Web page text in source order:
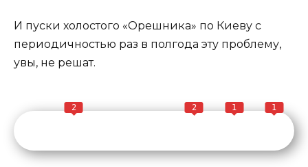
И пуски холостого «Орешника» по Киеву с
периодичностью раз в полгода эту проблему,
увы, не решат.
2 2 1 1